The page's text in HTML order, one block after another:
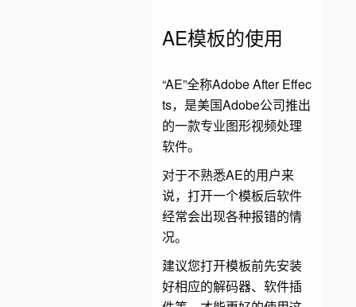
AE模板的使用
“AE”全称Adobe After Effec
ts，是美国Adobe公司推出
的一款专业图形视频处理
软件。
对于不熟悉AE的用户来
说，打开一个模板后软件
经常会出现各种报错的情
况。
建议您打开模板前先安装
好相应的解码器、软件插